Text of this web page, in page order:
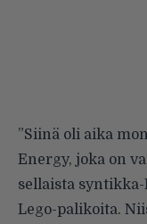
”Siinä oli aika
Energy, joka on
sellaista
Lego-palikoita.